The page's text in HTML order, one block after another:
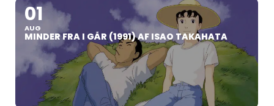
01
AUG
MINDER FRA I GÅR (1991) AF ISAO TAKAHATA